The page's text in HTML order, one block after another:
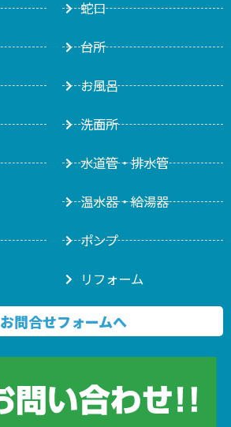
蛇口
台所
お風呂
洗面所
水道管・排水管
温水器・給湯器
ポンプ
リフォーム
お問合せフォームへ